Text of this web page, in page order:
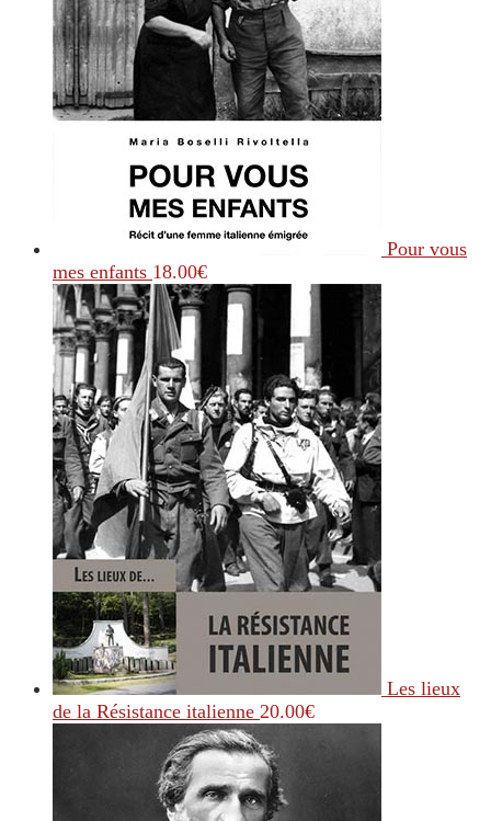
Pour vous
mes enfants 18.00€
Les lieux
de la Résistance italienne 20.00€